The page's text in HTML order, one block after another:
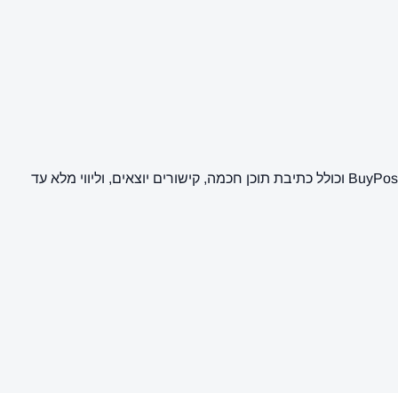
כאן ניתן לרכוש פרסום של כתבת יחסי ציבור וקידום אתרים (SEO) באתר חדשוניוז קריית מלאכי והסביבה. השירות מבוצע על ידי מערכת BuyPost וכולל כתיבת תוכן חכמה, קישורים יוצאים, וליווי מלא עד